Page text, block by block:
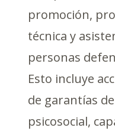
promoción,
técnica y
personas
Esto incluye
de garantías
psicosocial,